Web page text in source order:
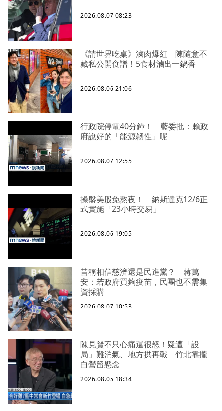
2026.08.07 08:23
《請世界吃桌》滷肉爆紅 陳隨意不
藏私公開食譜！5食材滷出一鍋香
2026.08.06 21:06
行政院停電40分鐘！ 藍委批：賴政
府說好的「能源韌性」呢
2026.08.07 12:55
操盤美股免熬夜！ 納斯達克12/6正
式實施「23小時交易」
2026.08.06 19:05
昔稱相信慈濟還是民進黨？ 蔣萬
安：若政府買夠疫苗，民團也不需集
資採購
2026.08.07 10:53
陳見賢不只心痛還很怒！疑遭「設
局」難消氣、地方拱再戰 竹北靠攏
白營留懸念
2026.08.05 18:34